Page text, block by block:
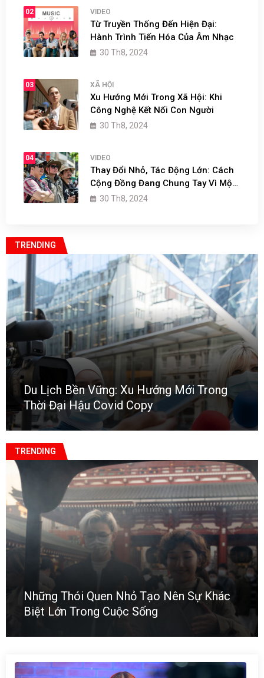
02 VIDEO
Từ Truyền Thống Đến Hiện Đại:
Hành Trình Tiến Hóa Của Âm Nhạc
30 Th8, 2024
03 XÃ HỘI
Xu Hướng Mới Trong Xã Hội: Khi
Công Nghệ Kết Nối Con Người
30 Th8, 2024
04 VIDEO
Thay Đổi Nhỏ, Tác Động Lớn: Cách
Cộng Đồng Đang Chung Tay Vì Một
Tương Lai Bền Vững
30 Th8, 2024
TRENDING
Du Lịch Bền Vững: Xu Hướng Mới Trong
Thời Đại Hậu Covid Copy
TRENDING
Những Thói Quen Nhỏ Tạo Nên Sự Khác
Biệt Lớn Trong Cuộc Sống